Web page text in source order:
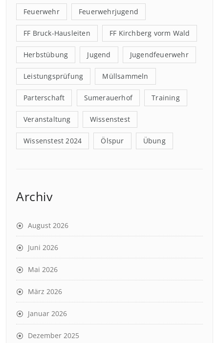
Feuerwehr Feuerwehrjugend
FF Bruck-Hausleiten FF Kirchberg vorm Wald
Herbstübung Jugend Jugendfeuerwehr
Leistungsprüfung Müllsammeln
Parterschaft Sumerauerhof Training
Veranstaltung Wissenstest
Wissenstest 2024 Ölspur Übung
Archiv
August 2026
Juni 2026
Mai 2026
März 2026
Januar 2026
Dezember 2025